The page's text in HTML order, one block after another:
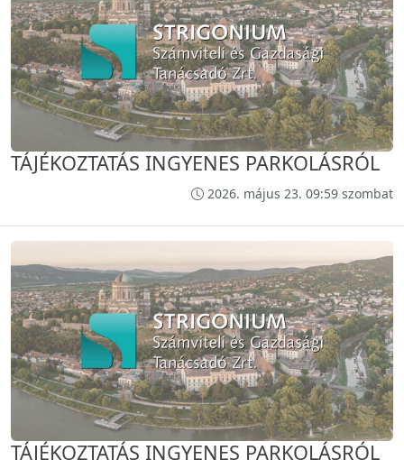
TÁJÉKOZTATÁS INGYENES PARKOLÁSRÓL
2026. május 23. 09:59 szombat
TÁJÉKOZTATÁS INGYENES PARKOLÁSRÓL